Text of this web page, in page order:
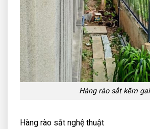
Hàng rào sắt kẽm gai
Hàng rào sắt nghệ thuật